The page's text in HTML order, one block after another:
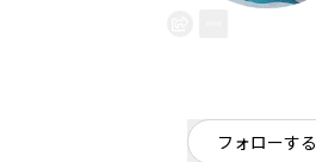
フォローする